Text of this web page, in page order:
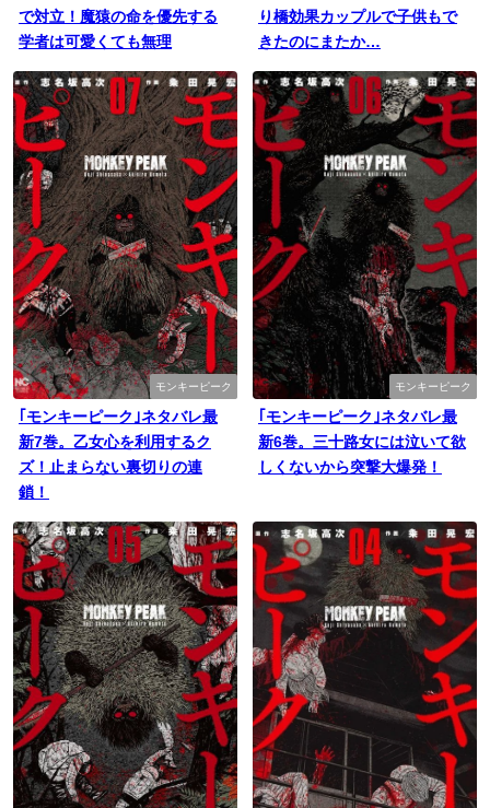
で対立！魔猿の命を優先する
学者は可愛くても無理
り橋効果カップルで子供もで
きたのにまたか…
モンキーピーク
｢モンキーピーク｣ネタバレ最
新7巻。乙女心を利用するク
ズ！止まらない裏切りの連
鎖！
モンキーピーク
｢モンキーピーク｣ネタバレ最
新6巻。三十路女には泣いて欲
しくないから突撃大爆発！